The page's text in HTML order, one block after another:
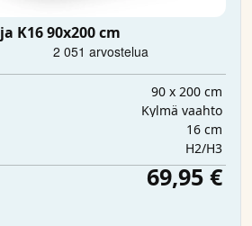
K16 90x200 cm
90 x 200 cm
Kylmä vaahto
16 cm
H2/H3
69,95 €